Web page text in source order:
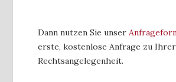
Dann nutzen Sie unser
erste, kostenlose Anfrage zu Ihrer
Rechtsangelegenheit.